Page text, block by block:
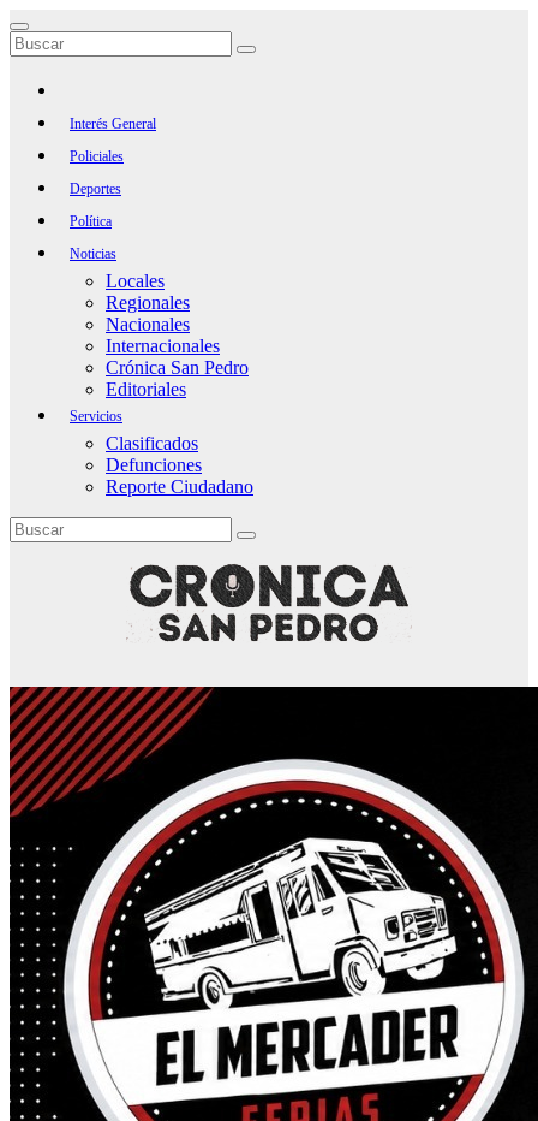
Saltar
al
contenido
Interés General
Policiales
Deportes
Política
Noticias
Locales
Regionales
Nacionales
Internacionales
Crónica San Pedro
Editoriales
Servicios
Clasificados
Defunciones
Reporte Ciudadano